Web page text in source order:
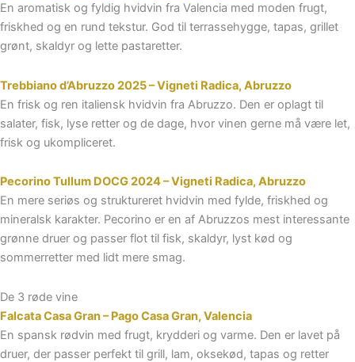
En aromatisk og fyldig hvidvin fra Valencia med moden frugt,
friskhed og en rund tekstur. God til terrassehygge, tapas, grillet
grønt, skaldyr og lette pastaretter.
Trebbiano d’Abruzzo 2025 – Vigneti Radica, Abruzzo
En frisk og ren italiensk hvidvin fra Abruzzo. Den er oplagt til
salater, fisk, lyse retter og de dage, hvor vinen gerne må være let,
frisk og ukompliceret.
Pecorino Tullum DOCG 2024 – Vigneti Radica, Abruzzo
En mere seriøs og struktureret hvidvin med fylde, friskhed og
mineralsk karakter. Pecorino er en af Abruzzos mest interessante
grønne druer og passer flot til fisk, skaldyr, lyst kød og
sommerretter med lidt mere smag.
De 3 røde vine
Falcata Casa Gran – Pago Casa Gran, Valencia
En spansk rødvin med frugt, krydderi og varme. Den er lavet på
druer, der passer perfekt til grill, lam, oksekød, tapas og retter